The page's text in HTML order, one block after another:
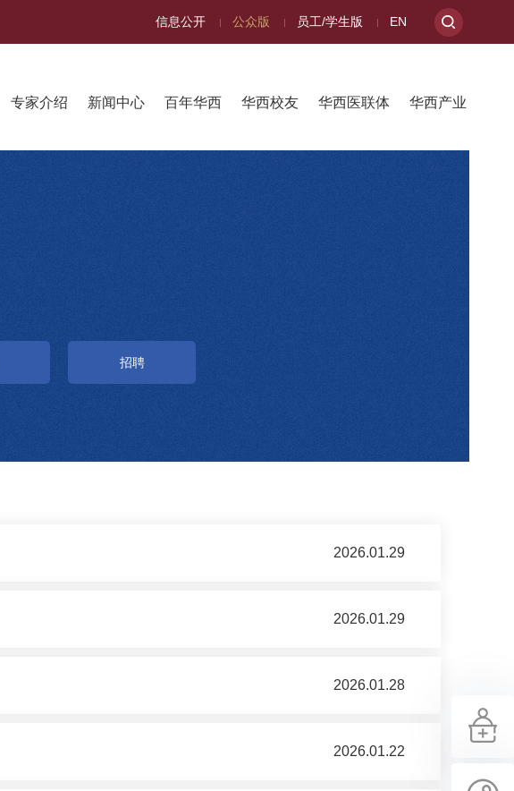
信息公开 公众版 员工/学生版 EN
专家介绍 新闻中心 百年华西 华西校友 华西医联体 华西产业
招聘
2026.01.29
2026.01.29
2026.01.28
2026.01.22